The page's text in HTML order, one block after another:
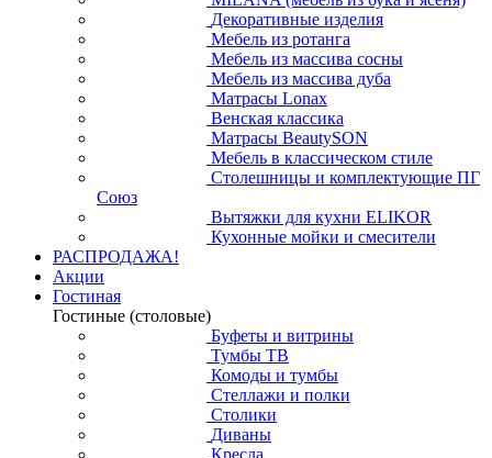
Декоративные изделия
Мебель из ротанга
Мебель из массива сосны
Мебель из массива дуба
Матрасы Lonax
Венская классика
Матрасы BeautySON
Мебель в классическом стиле
Столешницы и комплектующие ПГ
Союз
Вытяжки для кухни ELIKOR
Кухонные мойки и смесители
РАСПРОДАЖА!
Акции
Гостиная
Гостиные (столовые)
Буфеты и витрины
Тумбы ТВ
Комоды и тумбы
Стеллажи и полки
Столики
Диваны
Кресла